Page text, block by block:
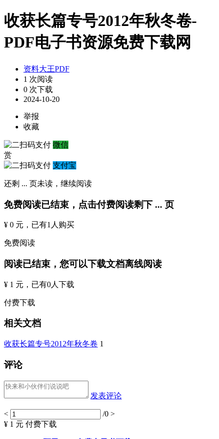
收获长篇专号2012年秋冬卷-
PDF电子书资源免费下载网
资料大王PDF
1 次阅读
0 次下载
2024-10-20
举报
收藏
微信
赏
支付宝
还剩 ... 页未读， 继续阅读
免费阅读已结束，点击付费阅读剩下 ... 页
¥ 0 元 ，已有1 人购买
免费阅读
阅读已结束，您可以下载文档离线阅读
¥ 1 元 ，已有0人下载
付费下载
相关文档
收获长篇专号2012年秋冬卷 1
评论
发表评论
< /0 >
¥ 1 元 付费下载